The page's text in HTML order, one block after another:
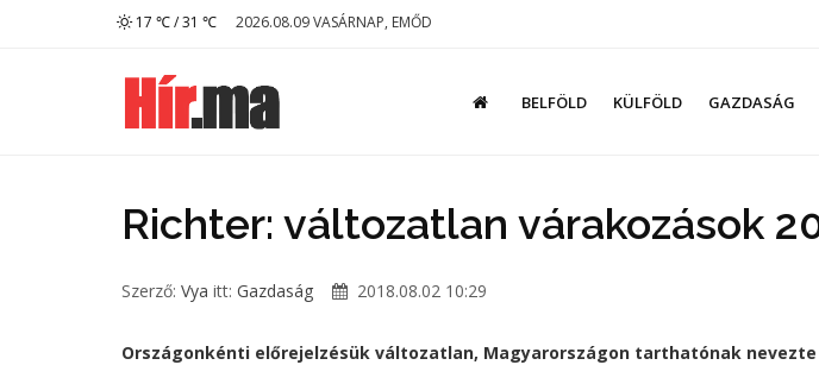
17 ℃ / 31 ℃ 2026.08.09 VASÁRNAP, EMŐD
BELFÖLD KÜLFÖLD GAZDASÁG
Richter: változatlan várakozások
Szerző: Vya itt: Gazdaság 2018.08.02 10:29
Országonkénti előrejelzésük változatlan, Magyarországon tarthatónak